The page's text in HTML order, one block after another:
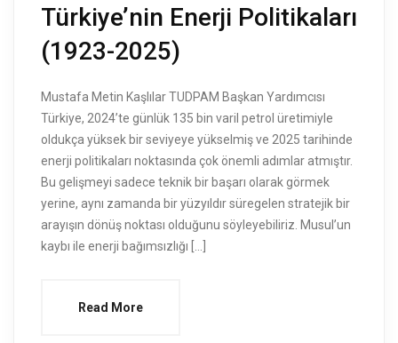
Türkiye’nin Enerji Politikaları
(1923-2025)
Mustafa Metin Kaşlılar TUDPAM Başkan Yardımcısı
Türkiye, 2024’te günlük 135 bin varil petrol üretimiyle
oldukça yüksek bir seviyeye yükselmiş ve 2025 tarihinde
enerji politikaları noktasında çok önemli adımlar atmıştır.
Bu gelişmeyi sadece teknik bir başarı olarak görmek
yerine, aynı zamanda bir yüzyıldır süregelen stratejik bir
arayışın dönüş noktası olduğunu söyleyebiliriz. Musul’un
kaybı ile enerji bağımsızlığı […]
Read More